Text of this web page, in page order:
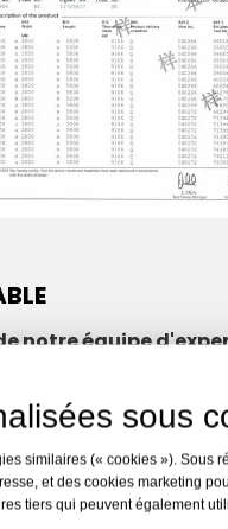
sous
similaires (« cookies »). Sous
et des cookies marketing
tiers qui peuvent également
notre équipe
et les sociétés
proposons de
pour diverses
de la plaque
fournissons